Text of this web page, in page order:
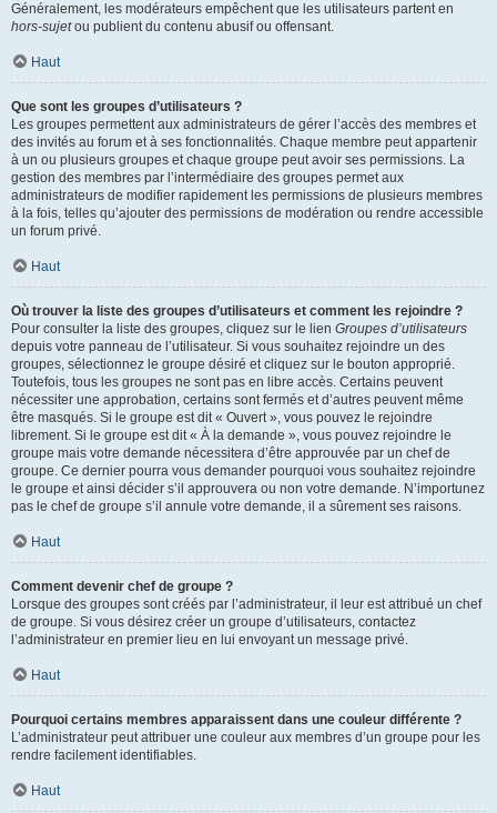
Généralement, les modérateurs empêchent que les utilisateurs partent en
hors-sujetou publient du contenu abusif ou offensant.
Haut
Que sont les groupes d’utilisateurs ?
Les groupes permettent aux administrateurs de gérer l’accès des membres et
des invités au forum et à ses fonctionnalités. Chaque membre peut appartenir
à un ou plusieurs groupes et chaque groupe peut avoir ses permissions. La
gestion des membres par l’intermédiaire des groupes permet aux
administrateurs de modifier rapidement les permissions de plusieurs membres
à la fois, telles qu’ajouter des permissions de modération ou rendre accessible
un forum privé.
Haut
Où trouver la liste des groupes d’utilisateurs et comment les rejoindre ?
Pour consulter la liste des groupes, cliquez sur le lien Groupes d’utilisateurs
depuis votre panneau de l’utilisateur. Si vous souhaitez rejoindre un des
groupes, sélectionnez le groupe désiré et cliquez sur le bouton approprié.
Toutefois, tous les groupes ne sont pas en libre accès. Certains peuvent
nécessiter une approbation, certains sont fermés et d’autres peuvent même
être masqués. Si le groupe est dit « Ouvert », vous pouvez le rejoindre
librement. Si le groupe est dit « À la demande », vous pouvez rejoindre le
groupe mais votre demande nécessitera d’être approuvée par un chef de
groupe. Ce dernier pourra vous demander pourquoi vous souhaitez rejoindre
le groupe et ainsi décider s’il approuvera ou non votre demande. N’importunez
pas le chef de groupe s’il annule votre demande, il a sûrement ses raisons.
Haut
Comment devenir chef de groupe ?
Lorsque des groupes sont créés par l’administrateur, il leur est attribué un chef
de groupe. Si vous désirez créer un groupe d’utilisateurs, contactez
l’administrateur en premier lieu en lui envoyant un message privé.
Haut
Pourquoi certains membres apparaissent dans une couleur différente ?
L’administrateur peut attribuer une couleur aux membres d’un groupe pour les
rendre facilement identifiables.
Haut